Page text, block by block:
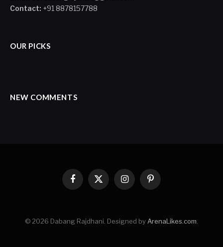
Contact: +91 8878157788
OUR PICKS
NEW COMMENTS
Facebook
X
InstagramPinterest
© 2026 Dabang Rajdhani. Designed byArenaLikes.com.